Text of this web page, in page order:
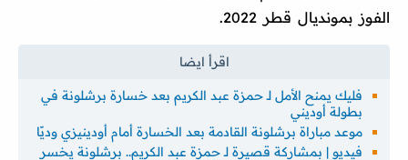
الفوز بمونديال قطر 2022.
فليك يمنح الأمل لـ حمزة عبد الكريم بعد خسارة برشلونة في
بطولة أوديني
موعد مباراة برشلونة القادمة بعد الخسارة أمام أودينيزي وديًا
فيديو | بمشاركة قصيرة لـ حمزة عبد الكريم.. برشلونة يخسر